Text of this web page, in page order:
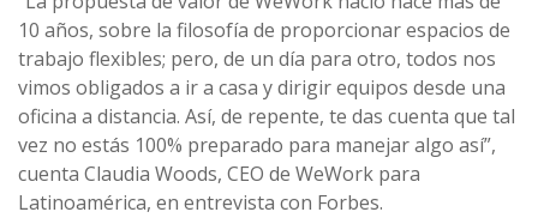
10 años, sobre la filosofía de proporcionar espacios de
trabajo flexibles; pero, de un día para otro, todos nos
vimos obligados a ir a casa y dirigir equipos desde una
oficina a distancia. Así, de repente, te das cuenta que tal
vez no estás 100% preparado para manejar algo así”,
cuenta Claudia Woods, CEO de WeWork para
Latinoamérica, en entrevista con Forbes.